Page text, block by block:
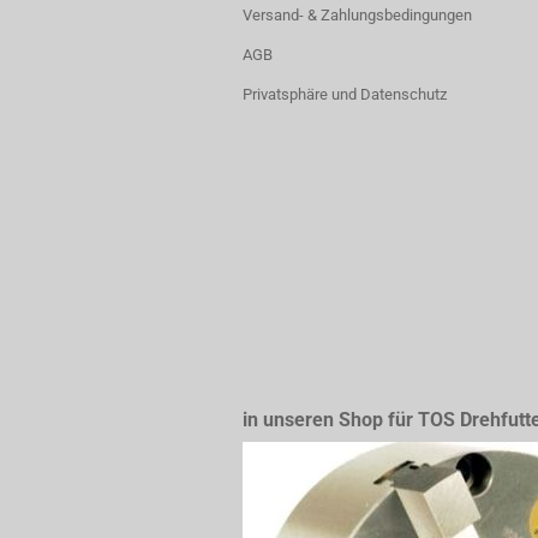
Versand- & Zahlungsbedingungen
AGB
Privatsphäre und Datenschutz
in unseren Shop für TOS